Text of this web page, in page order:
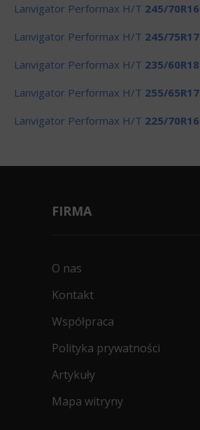
Lanvigator Performax H/T 245/70R16
Lanvigator Performax H/T 245/75R17
Lanvigator Performax H/T 235/60R18
Lanvigator Performax H/T 255/65R17
Lanvigator Performax H/T 225/70R16
FIRMA
O nas
Kontakt
Współpraca
Polityka prywatności
Artykuły
Mapa witryny